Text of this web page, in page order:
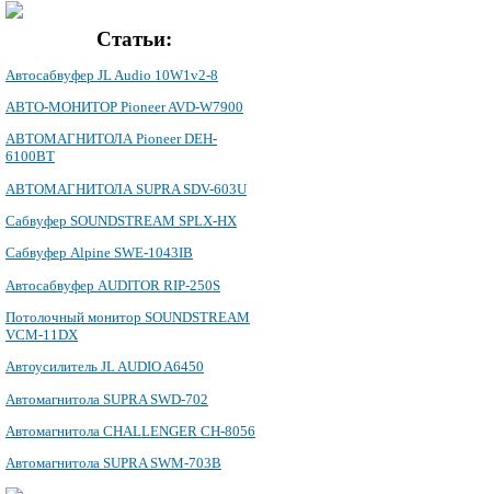
Статьи:
Автосабвуфер JL Audio 10W1v2-8
АВТО-МОНИТОР Pioneer AVD-W7900
АВТОМАГНИТОЛА Pioneer DEH-
6100BT
АВТОМАГНИТОЛА SUPRA SDV-603U
Сабвуфер SOUNDSTREAM SPLX-HX
Сабвуфер Alpine SWE-1043IB
Автосабвуфер AUDITOR RIP-250S
Потолочный монитор SOUNDSTREAM
VCM-11DX
Автоусилитель JL AUDIO A6450
Автомагнитола SUPRA SWD-702
Автомагнитола CHALLENGER CH-8056
Автомагнитола SUPRA SWM-703B